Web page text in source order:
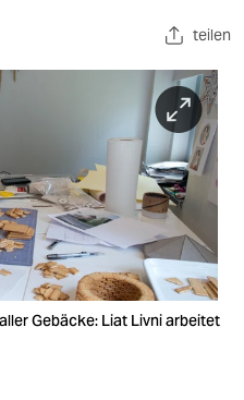
teilen
Gebäcke: Liat Livni arbeitet